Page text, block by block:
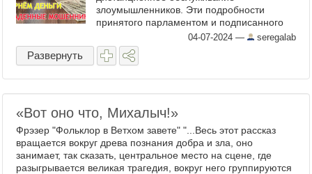
злоумышленников. Эти подробности
принятого парламентом и подписанного
президентом закона привела пресс-служба
Госдумы. Еще бы сажали негодяев! Как ...
04-07-2024 — seregalab
Развернуть
«Вот оно что, Михалыч!»
Фрэзер "Фольклор в Ветхом завете" "...Весь этот рассказ
вращается вокруг древа познания добра и зла, оно
занимает, так сказать, центральное место на сцене, где
разыгрывается великая трагедия, вокруг него группируются